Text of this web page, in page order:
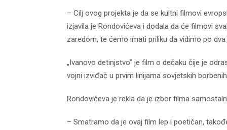
– Cilj ovog projekta je da se kultni filmovi
izjavila je Rondovićeva i dodala da će filmovi
zaredom, te ćemo imati priliku da vidimo po
„Ivanovo detinjstvo” je film o dečaku čije je
vojni izviđač u prvim linijama sovjetskih
Rondovićeva je rekla da je izbor filma
– Smatramo da je ovaj film lep i poetičan,